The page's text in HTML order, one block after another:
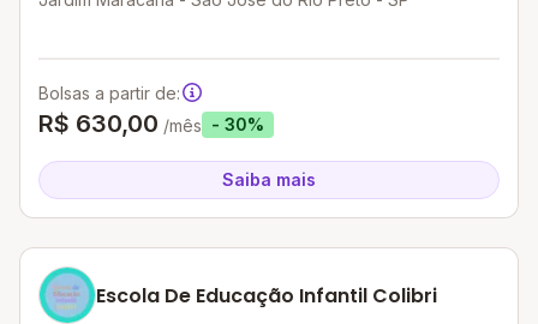
Bolsas a partir de:
R$ 630,00 /mês - 30%
Saiba mais
Escola De Educação Infantil Colibri